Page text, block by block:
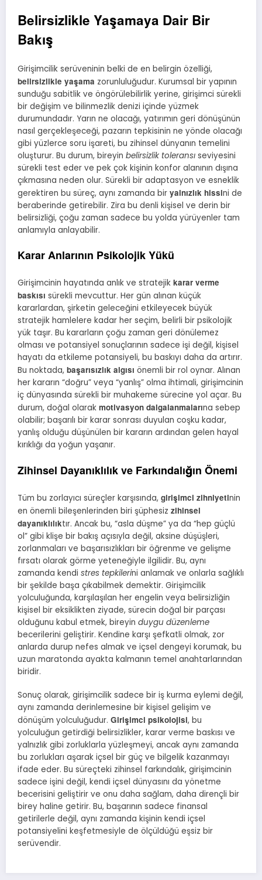
Belirsizlikle Yaşamaya Dair Bir
Bakış
Girişimcilik serüveninin belki de en belirgin özelliği,
belirsizlikle yaşama zorunluluğudur. Kurumsal bir yapının
sunduğu sabitlik ve öngörülebilirlik yerine, girişimci sürekli
bir değişim ve bilinmezlik denizi içinde yüzmek
durumundadır. Yarın ne olacağı, yatırımın geri dönüşünün
nasıl gerçekleşeceği, pazarın tepkisinin ne yönde olacağı
gibi yüzlerce soru işareti, bu zihinsel dünyanın temelini
oluşturur. Bu durum, bireyin belirsizlik toleransı seviyesini
sürekli test eder ve pek çok kişinin konfor alanının dışına
çıkmasına neden olur. Sürekli bir adaptasyon ve esneklik
gerektiren bu süreç, aynı zamanda bir yalnızlık hissini de
beraberinde getirebilir. Zira bu denli kişisel ve derin bir
belirsizliği, çoğu zaman sadece bu yolda yürüyenler tam
anlamıyla anlayabilir.
Karar Anlarının Psikolojik Yükü
Girişimcinin hayatında anlık ve stratejik karar verme
baskısı sürekli mevcuttur. Her gün alınan küçük
kararlardan, şirketin geleceğini etkileyecek büyük
stratejik hamlelere kadar her seçim, belirli bir psikolojik
yük taşır. Bu kararların çoğu zaman geri dönülemez
olması ve potansiyel sonuçlarının sadece işi değil, kişisel
hayatı da etkileme potansiyeli, bu baskıyı daha da artırır.
Bu noktada, başarısızlık algısı önemli bir rol oynar. Alınan
her kararın “doğru” veya “yanlış” olma ihtimali, girişimcinin
iç dünyasında sürekli bir muhakeme sürecine yol açar. Bu
durum, doğal olarak motivasyon dalgalanmalarına sebep
olabilir; başarılı bir karar sonrası duyulan coşku kadar,
yanlış olduğu düşünülen bir kararın ardından gelen hayal
kırıklığı da yoğun yaşanır.
Zihinsel Dayanıklılık ve Farkındalığın Önemi
Tüm bu zorlayıcı süreçler karşısında, girişimci zihniyetinin
en önemli bileşenlerinden biri şüphesiz zihinsel
dayanıklılıktır. Ancak bu, “asla düşme” ya da “hep güçlü
ol” gibi klişe bir bakış açısıyla değil, aksine düşüşleri,
zorlanmaları ve başarısızlıkları bir öğrenme ve gelişme
fırsatı olarak görme yeteneğiyle ilgilidir. Bu, aynı
zamanda kendi stres tepkilerini anlamak ve onlarla sağlıklı
bir şekilde başa çıkabilmek demektir. Girişimcilik
yolculuğunda, karşılaşılan her engelin veya belirsizliğin
kişisel bir eksiklikten ziyade, sürecin doğal bir parçası
olduğunu kabul etmek, bireyin duygu düzenleme
becerilerini geliştirir. Kendine karşı şefkatli olmak, zor
anlarda durup nefes almak ve içsel dengeyi korumak, bu
uzun maratonda ayakta kalmanın temel anahtarlarından
biridir.
Sonuç olarak, girişimcilik sadece bir iş kurma eylemi değil,
aynı zamanda derinlemesine bir kişisel gelişim ve
dönüşüm yolculuğudur. Girişimci psikolojisi, bu
yolculuğun getirdiği belirsizlikler, karar verme baskısı ve
yalnızlık gibi zorluklarla yüzleşmeyi, ancak aynı zamanda
bu zorlukları aşarak içsel bir güç ve bilgelik kazanmayı
ifade eder. Bu süreçteki zihinsel farkındalık, girişimcinin
sadece işini değil, kendi içsel dünyasını da yönetme
becerisini geliştirir ve onu daha sağlam, daha dirençli bir
birey haline getirir. Bu, başarının sadece finansal
getirilerle değil, aynı zamanda kişinin kendi içsel
potansiyelini keşfetmesiyle de ölçüldüğü eşsiz bir
serüvendir.